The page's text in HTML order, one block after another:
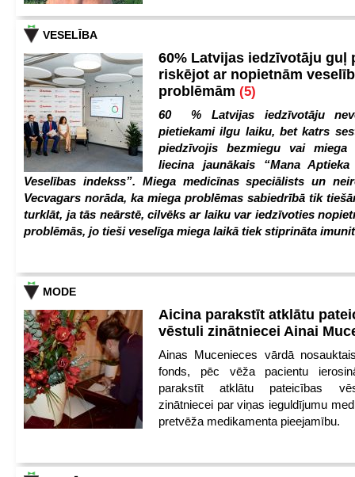
VESELĪBA
60% Latvijas iedzīvotāju guļ
riskējot ar nopietnām
problēmām (5)
60 % Latvijas iedzīvotāju
pietiekami ilgu laiku, bet katrs
piedzīvojis bezmiegu vai miega
liecina jaunākais “Mana
Veselības indekss”. Miega medicīnas speciālists un
Vecvagars norāda, ka miega problēmas sabiedrībā tik
turklāt, ja tās neārstē, cilvēks ar laiku var iedzīvoties
problēmās, jo tieši veselīga miega laikā tiek stiprināta
MODE
Aicina parakstīt atklātu
vēstuli zinātniecei Ainai
Ainas Mucenieces vārdā
fonds, pēc vēža pacientu
parakstīt atklātu pateicības
zinātniecei par viņas ieguldījumu
pretvēža medikamenta pieejamību.